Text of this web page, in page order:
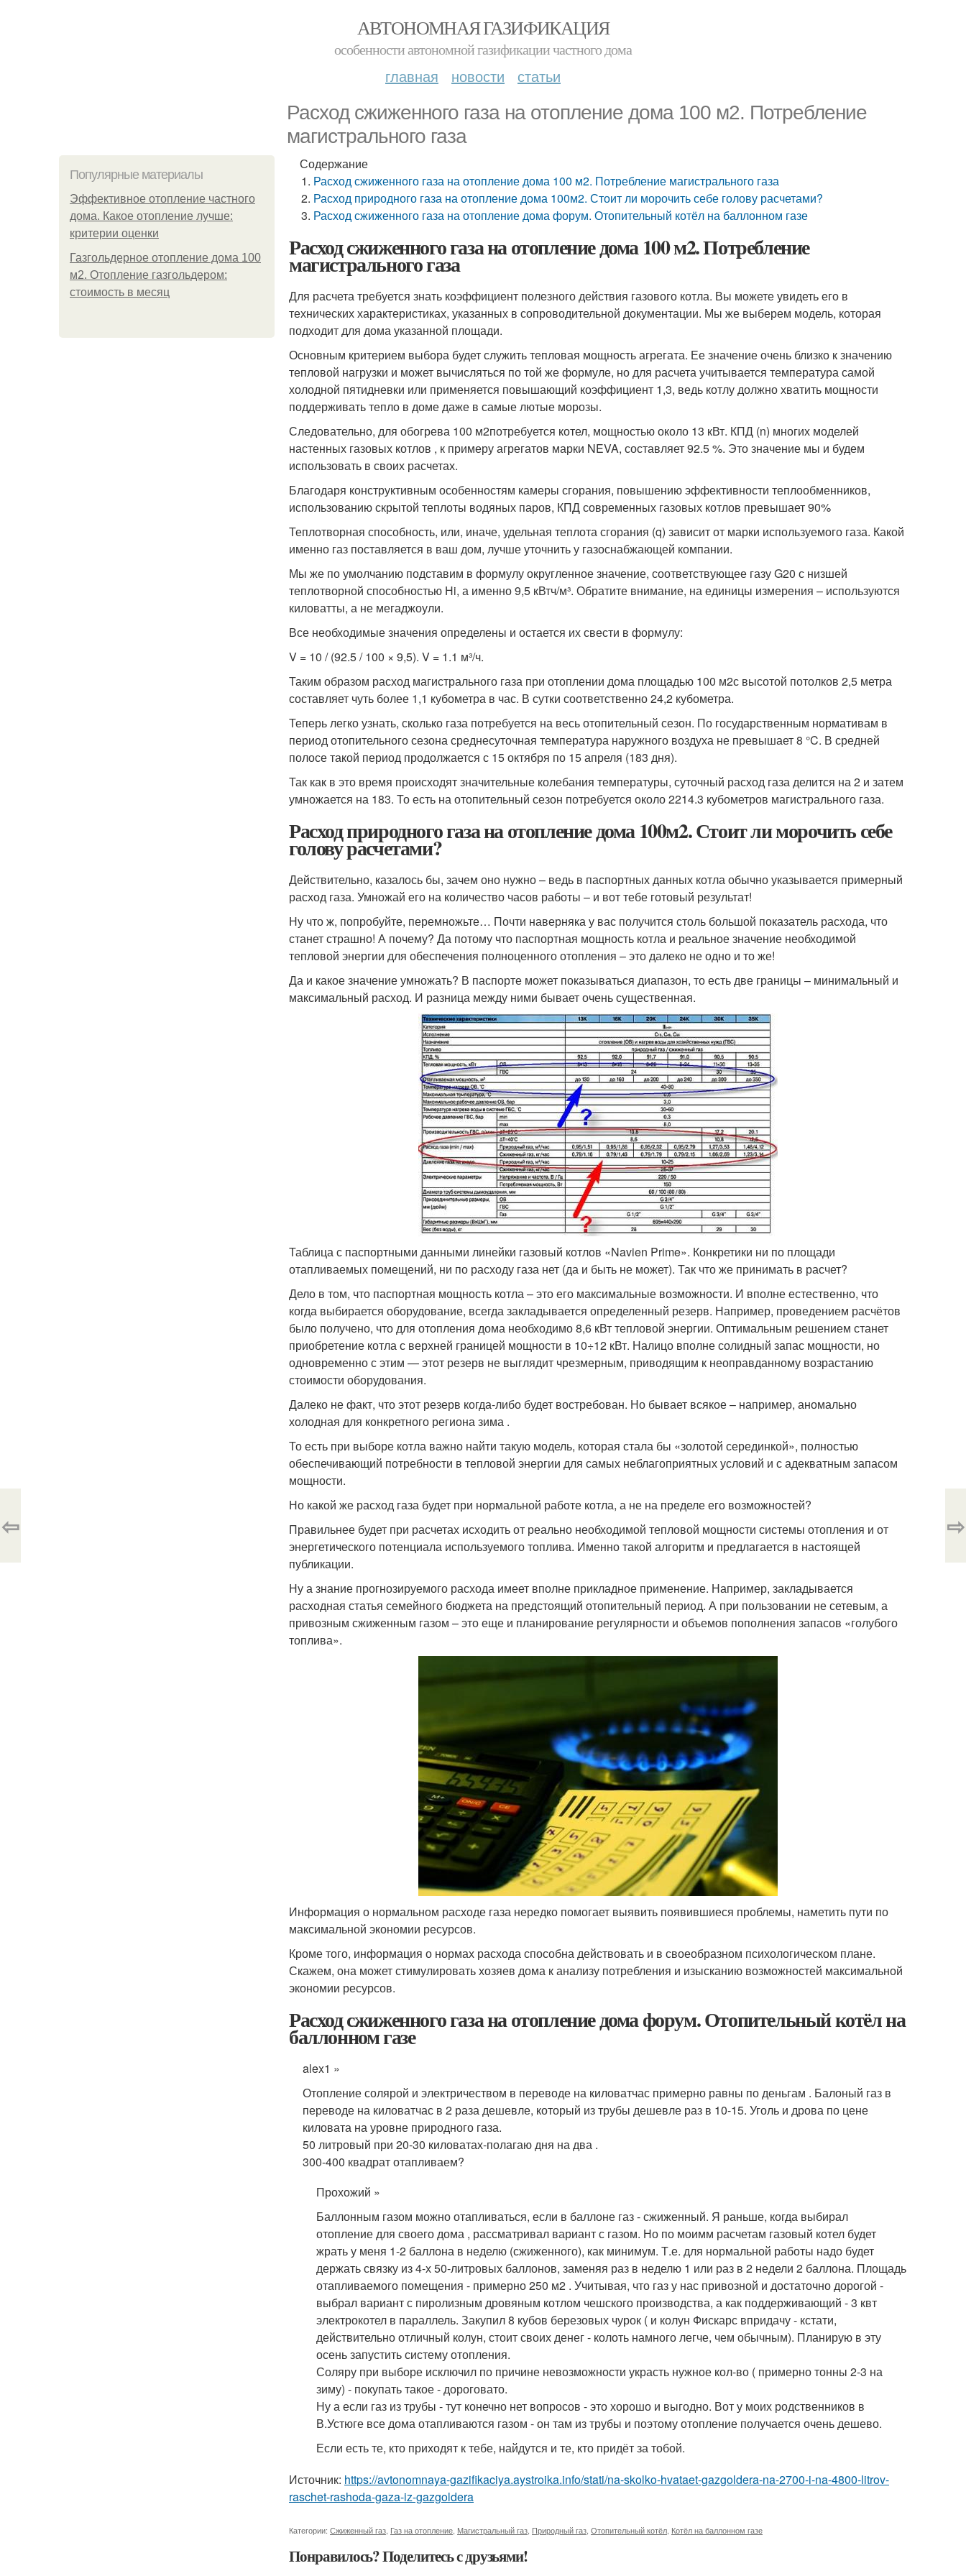
АВТОНОМНАЯ ГАЗИФИКАЦИЯ
особенности автономной газификации частного дома
главная новости статьи
Расход сжиженного газа на отопление дома 100 м2. Потребление
магистрального газа
Популярные материалы
Эффективное отопление частного
дома. Какое отопление лучше:
критерии оценки
Газгольдерное отопление дома 100
м2. Отопление газгольдером:
стоимость в месяц
Содержание
Расход сжиженного газа на отопление дома 100 м2. Потребление магистрального газа
Расход природного газа на отопление дома 100м2. Стоит ли морочить себе голову расчетами?
Расход сжиженного газа на отопление дома форум. Отопительный котёл на баллонном газе
Расход сжиженного газа на отопление дома 100 м2. Потребление
магистрального газа
Для расчета требуется знать коэффициент полезного действия газового котла. Вы можете увидеть его в
технических характеристиках, указанных в сопроводительной документации. Мы же выберем модель, которая
подходит для дома указанной площади.
Основным критерием выбора будет служить тепловая мощность агрегата. Ее значение очень близко к значению
тепловой нагрузки и может вычисляться по той же формуле, но для расчета учитывается температура самой
холодной пятидневки или применяется повышающий коэффициент 1,3, ведь котлу должно хватить мощности
поддерживать тепло в доме даже в самые лютые морозы.
Следовательно, для обогрева 100 м2потребуется котел, мощностью около 13 кВт. КПД (n) многих моделей
настенных газовых котлов , к примеру агрегатов марки NEVA, составляет 92.5 %. Это значение мы и будем
использовать в своих расчетах.
Благодаря конструктивным особенностям камеры сгорания, повышению эффективности теплообменников,
использованию скрытой теплоты водяных паров, КПД современных газовых котлов превышает 90%
Теплотворная способность, или, иначе, удельная теплота сгорания (q) зависит от марки используемого газа. Какой
именно газ поставляется в ваш дом, лучше уточнить у газоснабжающей компании.
Мы же по умолчанию подставим в формулу округленное значение, соответствующее газу G20 с низшей
теплотворной способностью Нi, а именно 9,5 кВтч/м³. Обратите внимание, на единицы измерения – используются
киловатты, а не мегаджоули.
Все необходимые значения определены и остается их свести в формулу:
V = 10 / (92.5 / 100 × 9,5). V = 1.1 м³/ч.
Таким образом расход магистрального газа при отоплении дома площадью 100 м2с высотой потолков 2,5 метра
составляет чуть более 1,1 кубометра в час. В сутки соответственно 24,2 кубометра.
Теперь легко узнать, сколько газа потребуется на весь отопительный сезон. По государственным нормативам в
период отопительного сезона среднесуточная температура наружного воздуха не превышает 8 °C. В средней
полосе такой период продолжается с 15 октября по 15 апреля (183 дня).
Так как в это время происходят значительные колебания температуры, суточный расход газа делится на 2 и затем
умножается на 183. То есть на отопительный сезон потребуется около 2214.3 кубометров магистрального газа.
Расход природного газа на отопление дома 100м2. Стоит ли морочить себе
голову расчетами?
Действительно, казалось бы, зачем оно нужно – ведь в паспортных данных котла обычно указывается примерный
расход газа. Умножай его на количество часов работы – и вот тебе готовый результат!
Ну что ж, попробуйте, перемножьте… Почти наверняка у вас получится столь большой показатель расхода, что
станет страшно! А почему? Да потому что паспортная мощность котла и реальное значение необходимой
тепловой энергии для обеспечения полноценного отопления – это далеко не одно и то же!
Да и какое значение умножать? В паспорте может показываться диапазон, то есть две границы – минимальный и
максимальный расход. И разница между ними бывает очень существенная.
Таблица с паспортными данными линейки газовый котлов «Navien Prime». Конкретики ни по площади
отапливаемых помещений, ни по расходу газа нет (да и быть не может). Так что же принимать в расчет?
Дело в том, что паспортная мощность котла – это его максимальные возможности. И вполне естественно, что
когда выбирается оборудование, всегда закладывается определенный резерв. Например, проведением расчётов
было получено, что для отопления дома необходимо 8,6 кВт тепловой энергии. Оптимальным решением станет
приобретение котла с верхней границей мощности в 10÷12 кВт. Налицо вполне солидный запас мощности, но
одновременно с этим — этот резерв не выглядит чрезмерным, приводящим к неоправданному возрастанию
стоимости оборудования.
Далеко не факт, что этот резерв когда-либо будет востребован. Но бывает всякое – например, аномально
холодная для конкретного региона зима .
То есть при выборе котла важно найти такую модель, которая стала бы «золотой серединкой», полностью
обеспечивающий потребности в тепловой энергии для самых неблагоприятных условий и с адекватным запасом
мощности.
Но какой же расход газа будет при нормальной работе котла, а не на пределе его возможностей?
Правильнее будет при расчетах исходить от реально необходимой тепловой мощности системы отопления и от
энергетического потенциала используемого топлива. Именно такой алгоритм и предлагается в настоящей
публикации.
Ну а знание прогнозируемого расхода имеет вполне прикладное применение. Например, закладывается
расходная статья семейного бюджета на предстоящий отопительный период. А при пользовании не сетевым, а
привозным сжиженным газом – это еще и планирование регулярности и объемов пополнения запасов «голубого
топлива».
Информация о нормальном расходе газа нередко помогает выявить появившиеся проблемы, наметить пути по
максимальной экономии ресурсов.
Кроме того, информация о нормах расхода способна действовать и в своеобразном психологическом плане.
Скажем, она может стимулировать хозяев дома к анализу потребления и изысканию возможностей максимальной
экономии ресурсов.
Расход сжиженного газа на отопление дома форум. Отопительный котёл на
баллонном газе
alex1 »
Отопление солярой и электричеством в переводе на киловатчас примерно равны по деньгам . Балоный газ в
переводе на киловатчас в 2 раза дешевле, который из трубы дешевле раз в 10-15. Уголь и дрова по цене
киловата на уровне природного газа.
50 литровый при 20-30 киловатах-полагаю дня на два .
300-400 квадрат отапливаем?
Прохожий »
Баллонным газом можно отапливаться, если в баллоне газ - сжиженный. Я раньше, когда выбирал
отопление для своего дома , рассматривал вариант с газом. Но по моимм расчетам газовый котел будет
жрать у меня 1-2 баллона в неделю (сжиженного), как минимум. Т.е. для нормальной работы надо будет
держать связку из 4-х 50-литровых баллонов, заменяя раз в неделю 1 или раз в 2 недели 2 баллона. Площадь
отапливаемого помещения - примерно 250 м2 . Учитывая, что газ у нас привозной и достаточно дорогой -
выбрал вариант с пиролизным дровяным котлом чешского производства, а как поддерживающий - 3 квт
электрокотел в параллель. Закупил 8 кубов березовых чурок ( и колун Фискарс впридачу - кстати,
действительно отличный колун, стоит своих денег - колоть намного легче, чем обычным). Планирую в эту
осень запустить систему отопления.
Соляру при выборе исключил по причине невозможности украсть нужное кол-во ( примерно тонны 2-3 на
зиму) - покупать такое - дороговато.
Ну а если газ из трубы - тут конечно нет вопросов - это хорошо и выгодно. Вот у моих родственников в
В.Устюге все дома отапливаются газом - он там из трубы и поэтому отопление получается очень дешево.
Если есть те, кто приходят к тебе, найдутся и те, кто придёт за тобой.
Источник: https://avtonomnaya-gazifikaciya.aystroika.info/stati/na-skolko-hvataet-gazgoldera-na-2700-i-na-4800-litrov-
raschet-rashoda-gaza-iz-gazgoldera
Категории: Сжиженный газ Газ на отопление Магистральный газ Природный газ Отопительный котёл Котёл на баллонном газе
Понравилось? Поделитесь с друзьями!
⇦ ⇨